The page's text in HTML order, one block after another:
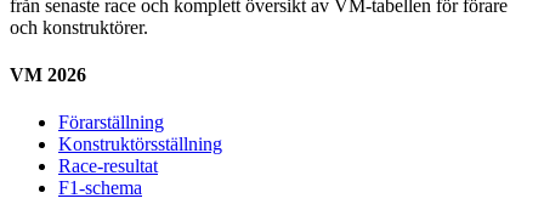
från senaste race och komplett översikt av VM-tabellen för förare
och konstruktörer.
VM 2026
Förarställning
Konstruktörsställning
Race-resultat
F1-schema